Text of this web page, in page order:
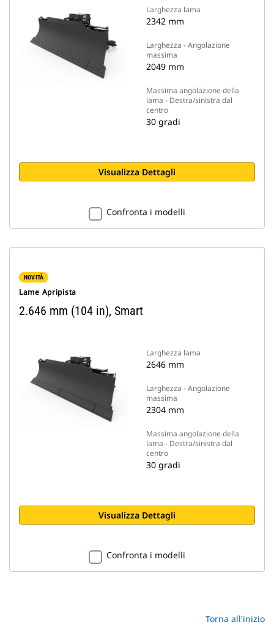
Larghezza lama
2342 mm
Larghezza - Angolazione
massima
2049 mm
Massima angolazione della
lama - Destra/sinistra dal
centro
30 gradi
Visualizza Dettagli
Confronta i modelli
NOVITÀ
Lame Apripista
2.646 mm (104 in), Smart
Larghezza lama
2646 mm
Larghezza - Angolazione
massima
2304 mm
Massima angolazione della
lama - Destra/sinistra dal
centro
30 gradi
Visualizza Dettagli
Confronta i modelli
Torna all'inizio